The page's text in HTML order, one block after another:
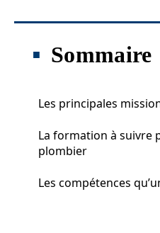
Sommaire
Les principales
La formation à suivre
plombier
Les compétences